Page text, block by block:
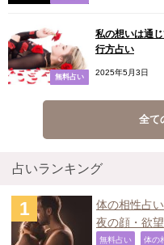
無料占い
私の想いは通
行方占い
2025年5月3日
全て
占いランキング
体の相性占
夜の顔・欲
無料占い 体の